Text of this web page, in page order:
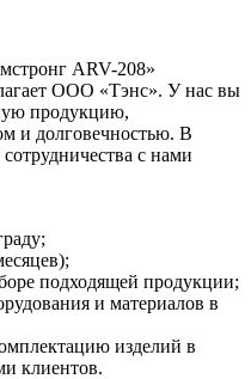
ARV-208»
ООО «Тэнс». У нас вы
продукцию,
и долговечностью. В
с нами
подходящей продукции;
и материалов в
изделий в
клиентов.